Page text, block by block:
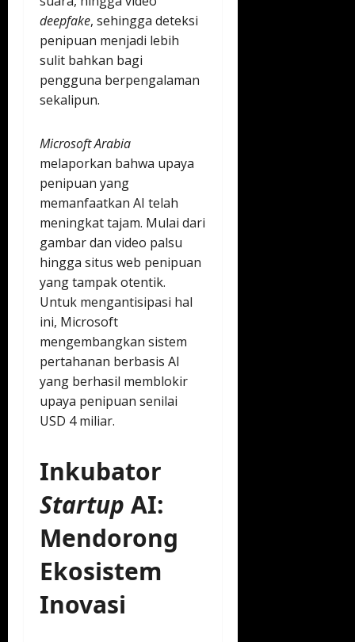
deepfake, sehingga deteksi
penipuan menjadi lebih
sulit bahkan bagi
pengguna berpengalaman
sekalipun.
Microsoft Arabia
melaporkan bahwa upaya
penipuan yang
memanfaatkan AI telah
meningkat tajam. Mulai dari
gambar dan video palsu
hingga situs web penipuan
yang tampak otentik.
Untuk mengantisipasi hal
ini, Microsoft
mengembangkan sistem
pertahanan berbasis AI
yang berhasil memblokir
upaya penipuan senilai
USD 4 miliar.
Inkubator
Startup AI:
Mendorong
Ekosistem
Inovasi